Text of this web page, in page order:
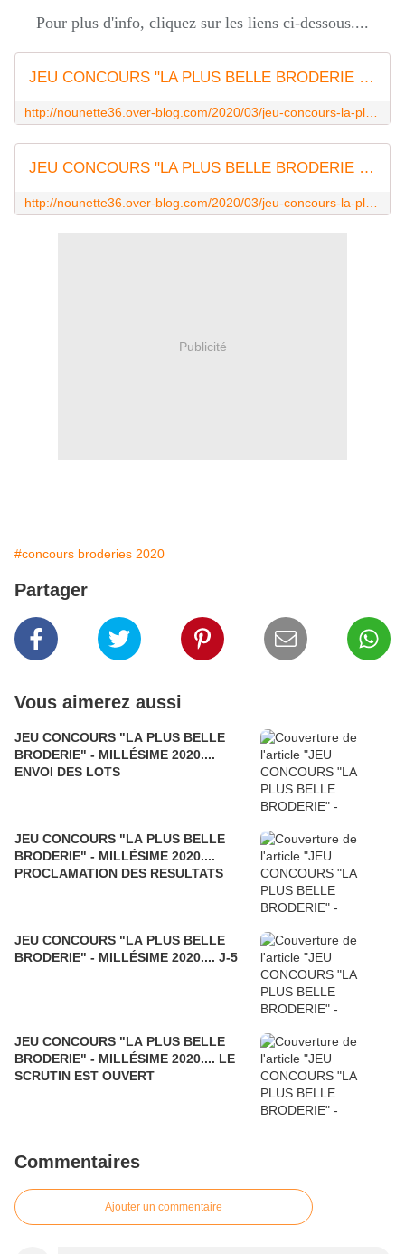
Pour plus d'info, cliquez sur les liens ci-dessous....
JEU CONCOURS "LA PLUS BELLE BRODERIE - MILLÉSIME 2020" - BIENVENUE CHEZ NOUNETTE
JEU CONCOURS "LA PLUS BELLE BRODERIE - MILLÉSIME 2020" - 2 LOTS SUPPLEMENTAIRES - BIENVENUE CHEZ NOUNETTE
Publicité
#concours broderies 2020
Partager
Vous aimerez aussi
JEU CONCOURS "LA PLUS BELLE
BRODERIE" - MILLÉSIME 2020....
ENVOI DES LOTS
JEU CONCOURS "LA PLUS BELLE
BRODERIE" - MILLÉSIME 2020....
PROCLAMATION DES RESULTATS
JEU CONCOURS "LA PLUS BELLE
BRODERIE" - MILLÉSIME 2020.... J-5
JEU CONCOURS "LA PLUS BELLE
BRODERIE" - MILLÉSIME 2020.... LE
SCRUTIN EST OUVERT
Commentaires
Ajouter un commentaire